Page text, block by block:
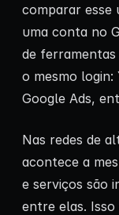
comparar esse
uma conta no
de
o mesmo login:
Google Ads,
Nas redes de
acontece a
e serviços são
entre elas.